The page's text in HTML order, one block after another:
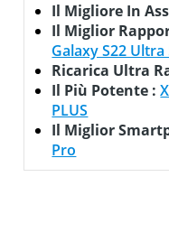
Il Migliore In
Il Miglior
Galaxy S22 Ultra
Ricarica Ultra
Il Più Potente :
PLUS
Il Miglior
Pro